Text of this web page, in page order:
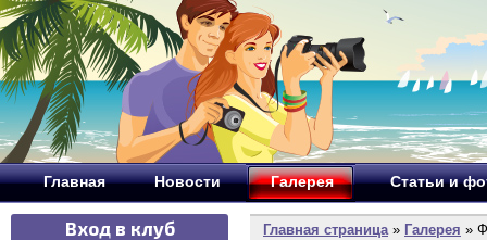
Главная Новости Галерея Статьи и
Вход в клуб Главная страница» Галерея »